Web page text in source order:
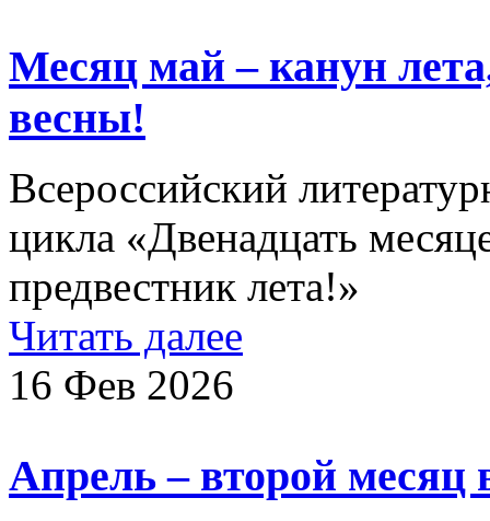
Месяц май – канун
весны!
Всероссийский
цикла «Двенадцать
предвестник лета!»
Читать далее
16 Фев 2026
Апрель – второй месяц